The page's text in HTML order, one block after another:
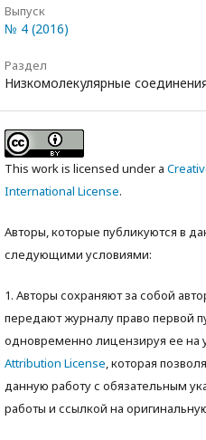
Выпуск
№ 4 (2016)
Раздел
Низкомолекулярные
This work is licensed under a
International License.
Авторы, которые публикуются в
следующими условиями:
1. Авторы сохраняют за собой
передают журналу право первой
одновременно лицензируя ее на
Attribution License, которая
данную работу с обязательным
работы и ссылкой на